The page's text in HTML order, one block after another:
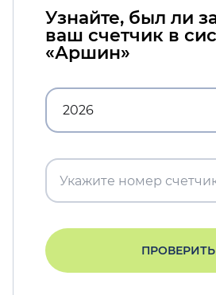
Узнайте, был ли
ваш счетчик в
«Аршин»
ПРОВЕРИТЬ